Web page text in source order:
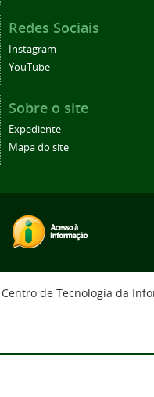
Redes Sociais
Instagram
YouTube
Sobre o site
Expediente
Mapa do site
Centro de Tecnologia da